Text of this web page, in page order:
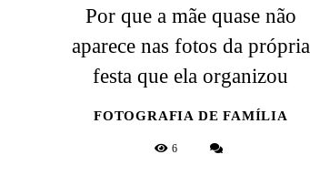
Por que a mãe quase não
aparece nas fotos da própria
festa que ela organizou
FOTOGRAFIA DE FAMÍLIA
6